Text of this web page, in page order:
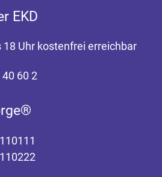
EKD
18 Uhr kostenfrei erreichbar
60 2